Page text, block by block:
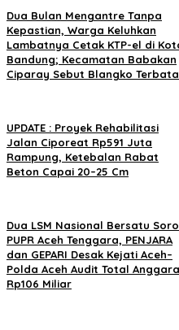
Dua Bulan Mengantre Tanpa
Kepastian, Warga Keluhkan
Lambatnya Cetak KTP-el di
Bandung; Kecamatan Babakan
Ciparay Sebut Blangko
UPDATE : Proyek Rehabilitasi
Jalan Ciporeat Rp591 Juta
Rampung, Ketebalan Rabat
Beton Capai 20–25 Cm
Dua LSM Nasional Bersatu
PUPR Aceh Tenggara, PENJARA
dan GEPARI Desak Kejati Aceh–
Polda Aceh Audit Total
Rp106 Miliar